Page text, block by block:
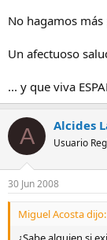
nuestro
sacar a colación
no me referí a
Un saludo
PD.- Lo de Llobet
pueda prescindir
ayuda...
No hagamos
Un afectuoso
... y que viva
A Alcides
Usuario
30 Jun 2008
Miguel Acosta dijo: